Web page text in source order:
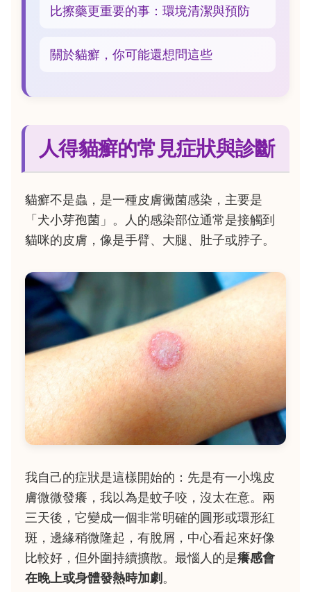
比擦藥更重要的事：環境清潔與預防
關於貓癬，你可能還想問這些
人得貓癬的常見症狀與診斷
貓癬不是蟲，是一種皮膚黴菌感染，主要是
「犬小芽孢菌」。人的感染部位通常是接觸到
貓咪的皮膚，像是手臂、大腿、肚子或脖子。
我自己的症狀是這樣開始的：先是有一小塊皮
膚微微發癢，我以為是蚊子咬，沒太在意。兩
三天後，它變成一個非常明確的圓形或環形紅
斑，邊緣稍微隆起，有脫屑，中心看起來好像
比較好，但外圍持續擴散。最惱人的是癢感會
在晚上或身體發熱時加劇 。